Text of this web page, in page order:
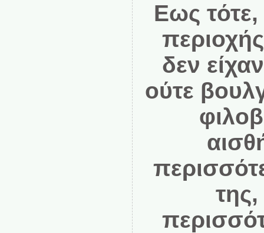
Εως τότε,
δεν
ούτε